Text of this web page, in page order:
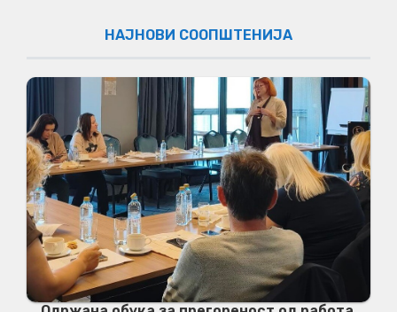
НАЈНОВИ СООПШТЕНИЈА